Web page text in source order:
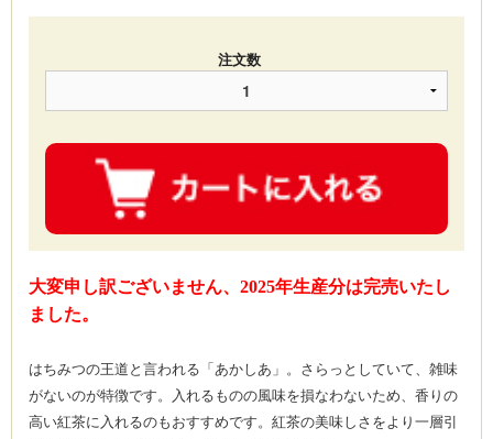
注文数
大変申し訳ございません、2025年生産分は完売いたし
ました。
はちみつの王道と言われる「あかしあ」。さらっとしていて、雑味
がないのが特徴です。入れるものの風味を損なわないため、香りの
高い紅茶に入れるのもおすすめです。紅茶の美味しさをより一層引